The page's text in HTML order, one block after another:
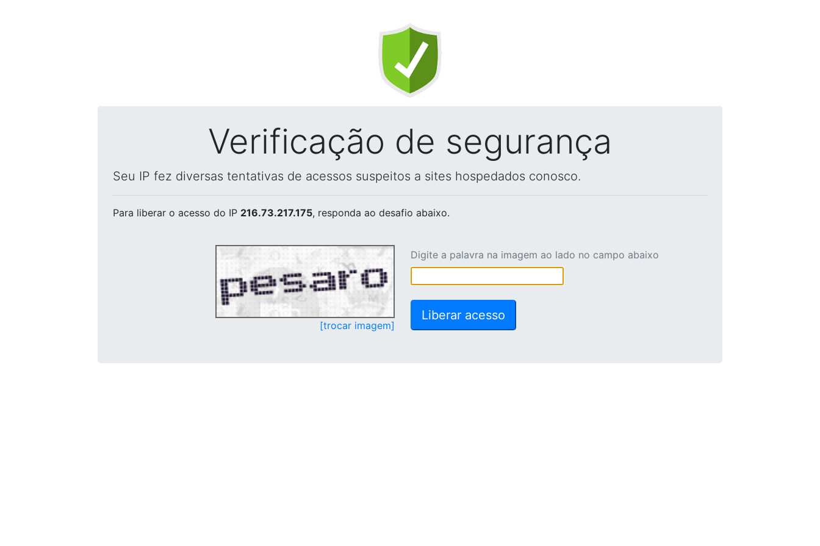
Verificação de segurança
Seu IP fez diversas tentativas de acessos suspeitos a sites hospedados conosco.
Para liberar o acesso do IP 216.73.217.175, responda ao desafio abaixo.
[trocar imagem]
Digite a palavra na imagem ao lado no campo abaixo